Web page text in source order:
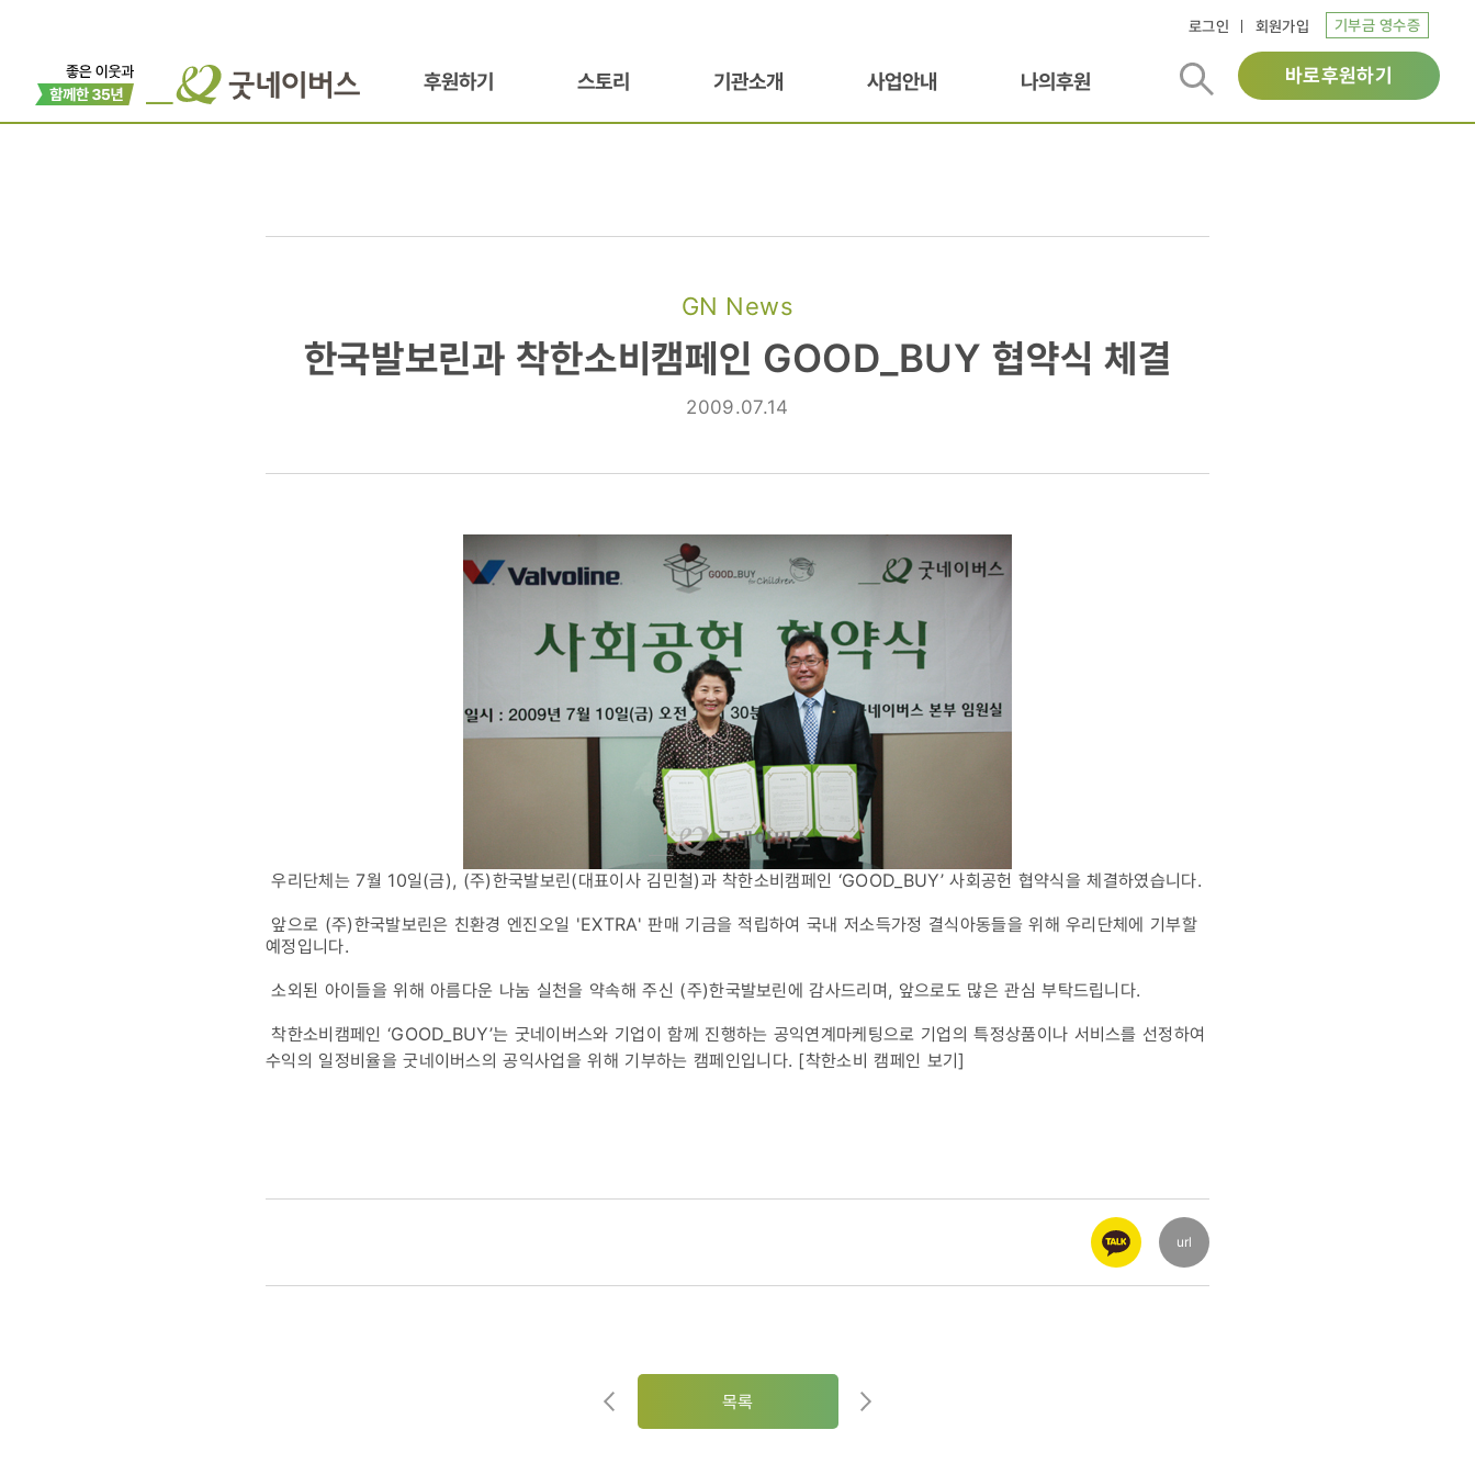
로그인 회원가입 기부금 영수증
후원하기 스토리 기관소개 사업안내 나의후원 바로후원하기
GN News
한국발보린과
GOOD_BUY
한국발보린과 착한소비캠페인 GOOD_BUY 협약식 체결
2009.07.14
우리단체는 7월 10일(금), (주)한국발보린(대표이사 김민철)과 착한소비캠페인 ‘GOOD_BUY’ 사회공헌 협약식을 체결하였습니다.
앞으로 (주)한국발보린은 친환경 엔진오일 'EXTRA' 판매 기금을 적립하여 국내 저소득가정 결식아동들을 위해 우리단체에 기부할
예정입니다.
소외된 아이들을 위해 아름다운 나눔 실천을 약속해 주신 (주)한국발보린에 감사드리며, 앞으로도 많은 관심 부탁드립니다.
착한소비캠페인 ‘GOOD_BUY’는 굿네이버스와 기업이 함께 진행하는 공익연계마케팅으로 기업의 특정상품이나 서비스를 선정하여
수익의 일정비율을 굿네이버스의 공익사업을 위해 기부하는 캠페인입니다. [착한소비 캠페인 보기]
url
목록